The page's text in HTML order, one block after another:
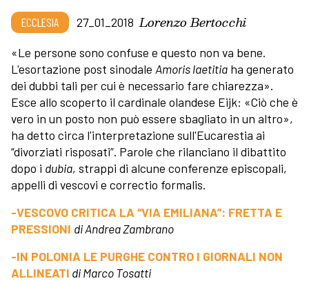
ECCLESIA 27_01_2018 Lorenzo Bertocchi
«Le persone sono confuse e questo non va bene.
L'esortazione post sinodale Amoris laetitia ha generato
dei dubbi tali per cui è necessario fare chiarezza».
Esce allo scoperto il cardinale olandese Eijk: «Ciò che è
vero in un posto non può essere sbagliato in un altro»,
ha detto circa l'interpretazione sull'Eucarestia ai
“divorziati risposati”. Parole che rilanciano il dibattito
dopo i dubia, strappi di alcune conferenze episcopali,
appelli di vescovi e correctio formalis.
-VESCOVO CRITICA LA “VIA EMILIANA”: FRETTA E
PRESSIONI di Andrea Zambrano
-IN POLONIA LE PURGHE CONTRO I GIORNALI NON
ALLINEATI di Marco Tosatti